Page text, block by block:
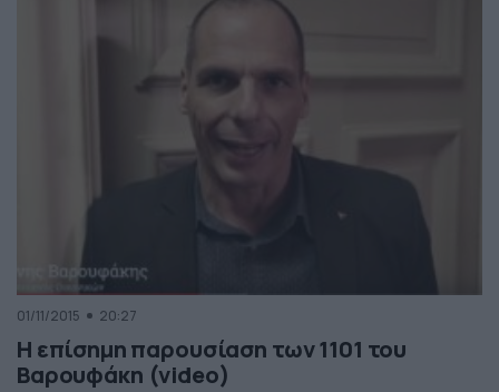
εφημερίδα Απογευματινή: Η εφημερίδα
ανυπόγραφο «ρεπορτάζ» ανωνύμου τινός, υπό τον […]
01/11/2015 20:27
Η επίσημη παρουσίαση των 1101 του
Βαρουφάκη (video)